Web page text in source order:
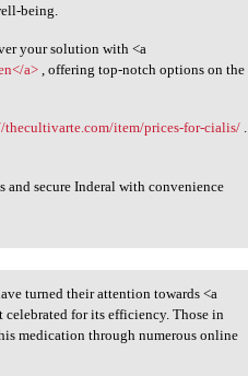
being.
your solution with <a
a> , offering top-notch options on the
thecultivarte.com/item/prices-for-cialis/ .
secure Inderal with convenience
turned their attention towards <a
for its efficiency. Those in
medication through numerous online